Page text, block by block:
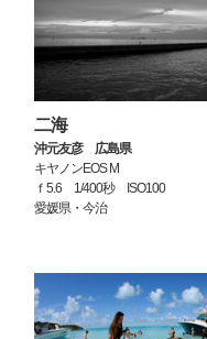
二海
沖元友彦 広島県
キヤノンEOS M
ｆ5.6 1/400秒 ISO100
愛媛県・今治